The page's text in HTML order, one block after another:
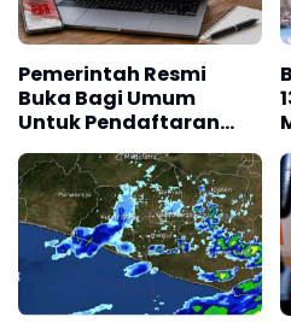
Pemerintah Resmi
Buka Bagi Umum
Untuk Pendaftaran
Upacara HUT ke-81 RI